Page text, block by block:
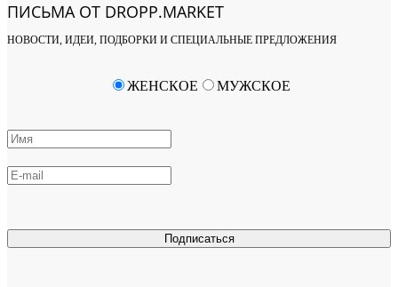
ПИСЬМА ОТ DROPP.MARKET
НОВОСТИ, ИДЕИ, ПОДБОРКИ И СПЕЦИАЛЬНЫЕ ПРЕДЛОЖЕНИЯ
Подписаться
ЖЕНСКОЕ МУЖСКОЕ